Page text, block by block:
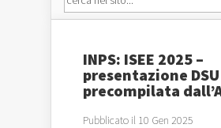
INPS: ISEE 2025 –
presentazione DSU
precompilata
Pubblicato il 10 Gen 2025